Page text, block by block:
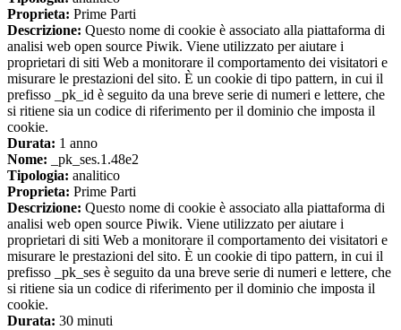
Proprieta: Prime Parti
Descrizione: Questo nome di cookie è associato alla piattaforma di
analisi web open source Piwik. Viene utilizzato per aiutare i
proprietari di siti Web a monitorare il comportamento dei visitatori e
misurare le prestazioni del sito. È un cookie di tipo pattern, in cui il
prefisso _pk_id è seguito da una breve serie di numeri e lettere, che
si ritiene sia un codice di riferimento per il dominio che imposta il
cookie.
Durata: 1 anno
Nome: _pk_ses.1.48e2
Tipologia: analitico
Proprieta: Prime Parti
Descrizione: Questo nome di cookie è associato alla piattaforma di
analisi web open source Piwik. Viene utilizzato per aiutare i
proprietari di siti Web a monitorare il comportamento dei visitatori e
misurare le prestazioni del sito. È un cookie di tipo pattern, in cui il
prefisso _pk_ses è seguito da una breve serie di numeri e lettere, che
si ritiene sia un codice di riferimento per il dominio che imposta il
cookie.
Durata: 30 minuti